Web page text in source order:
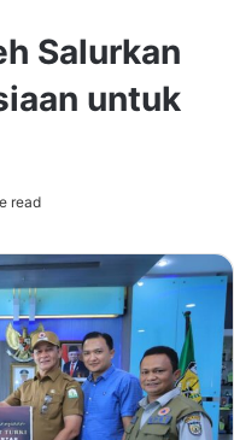
Salurkan
untuk
read